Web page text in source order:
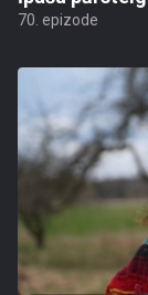
70. epizode